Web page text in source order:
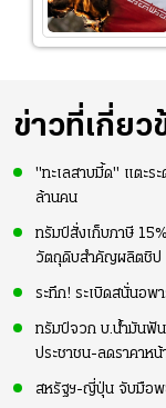
ข่าวที่เกี่ยว
"ทะเลสาบมี้ด" แตะร
ล้านคน
ทรัมป์สั่งเก็บภาษี
วัตถุดิบสำคัญผลิตชิป
ระทึก! ระเบิดสนั่นอพ
ทรัมป์จวก บ.น้ำมันฟัน
ประชาชน-ลดราคาหน้
สหรัฐฯ-ญี่ปุ่น จับมือพ